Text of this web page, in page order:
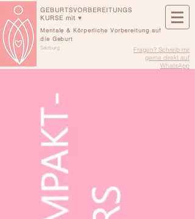
Mentale & Körperliche Vorbereitung auf
die Geburt
Salzburg
Fragen? Schreib mir
gerne direkt auf
WhatsApp
GEBURTSVORBEREITUNGS
KURSE mit ♥